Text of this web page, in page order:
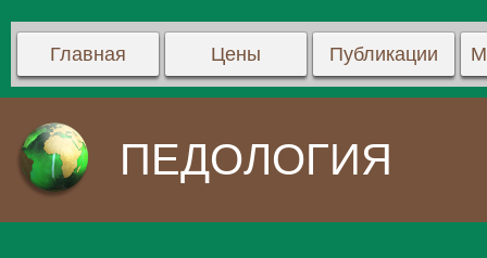
Главная Цены Публикации
ПЕДОЛОГИЯ